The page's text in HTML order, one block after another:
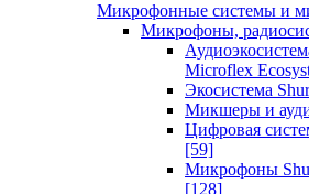
Микрофонные системы и
Микрофоны,
Microflex
Экосистема
Микшеры и
Цифровая
[59]
Микрофоны
[128]